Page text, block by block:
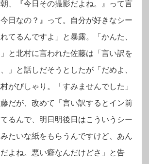
、『今日その撮影だよね。』って言
日なの？』って。自分が好きなシー
てるんですよ」と暴露。「かんた、
と北村に言われた佐藤は「言い訳を
」と話しだそうとしたが「だめよ、
がぴしゃり。「すみませんでした」
だが、改めて「言い訳するとイン前
るんで、明日明後日はこういうシー
たいな紙をもらうんですけど、あん
よね。悪い癖なんだけどさ」と告